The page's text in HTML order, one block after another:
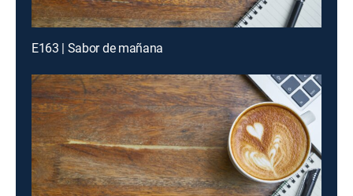
E163 | Sabor de mañana